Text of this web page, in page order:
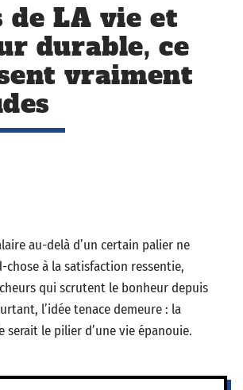
de LA vie et
durable, ce
vraiment
au-delà d’un certain palier ne
chose à la satisfaction ressentie,
qui scrutent le bonheur depuis
l’idée tenace demeure : la
serait le pilier d’une vie épanouie.